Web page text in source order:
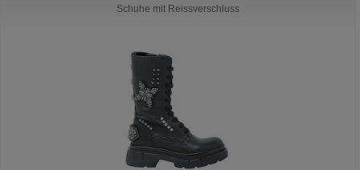
Schuhe mit Reissverschluss